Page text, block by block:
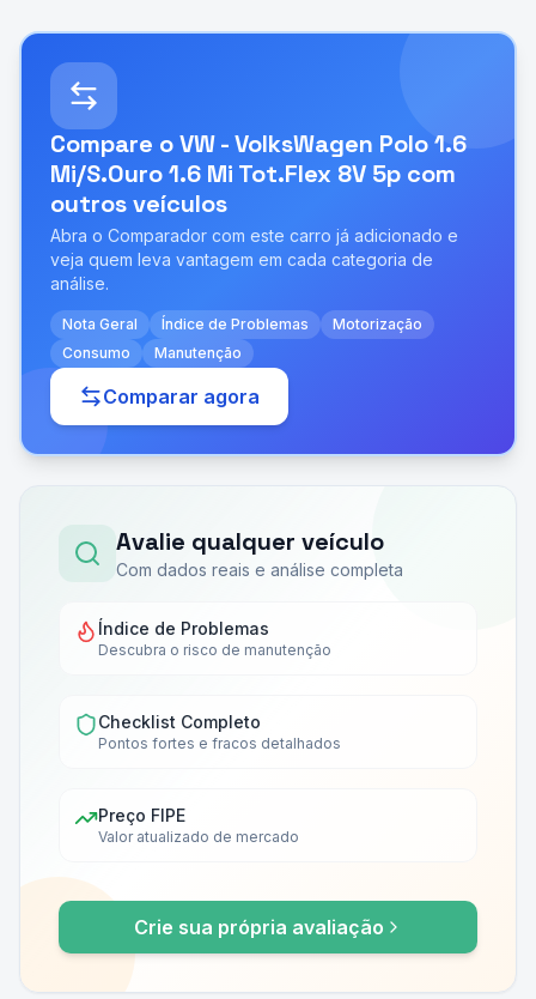
Compare oVW - VolksWagen Polo 1.6
Mi/S.Ouro 1.6 Mi Tot.Flex 8V 5p com
outros veículos
Abra o Comparador com este carro já adicionado e
veja quem leva vantagem em cada categoria de
análise.
Nota Geral Índice de Problemas
Motorização
Consumo
Manutenção
Comparar agora
Avalie qualquer veículo
Com dados reais e análise completa
Índice de Problemas
Descubra o risco de manutenção
Checklist Completo
Pontos fortes e fracos detalhados
Preço FIPE
Valor atualizado de mercado
Crie sua própria avaliação